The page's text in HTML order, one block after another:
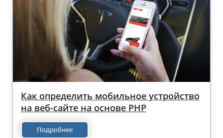
Как определить мобильное устройство
на веб-сайте на основе PHP
Подробнее